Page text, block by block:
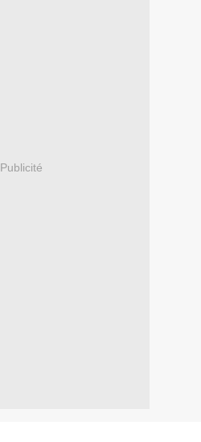
Publicité